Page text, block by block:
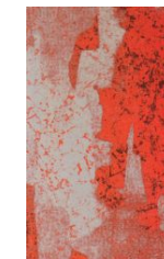
Diese
Zur
Der Versuch
Untersuchung"